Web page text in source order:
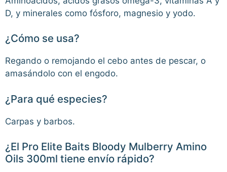
D, y minerales como fósforo, magnesio y yodo.
¿Cómo se usa?
Regando o remojando el cebo antes de pescar, o
amasándolo con el engodo.
¿Para qué especies?
Carpas y barbos.
¿El Pro Elite Baits Bloody Mulberry Amino
Oils 300ml tiene envío rápido?